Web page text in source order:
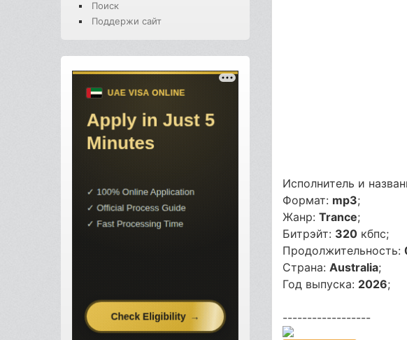
Поиск
Поддержи сайт
Исполнитель и
Формат: mp3;
Жанр:Trance;
Битрэйт: 320 кбпс;
Продолжительность:
Страна:Australia;
Год выпуска: 2026;
------------------